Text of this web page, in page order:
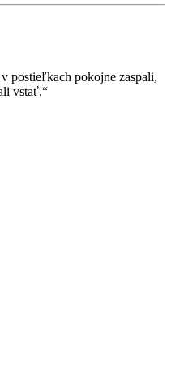
postieľkach pokojne zaspali,
vstať.